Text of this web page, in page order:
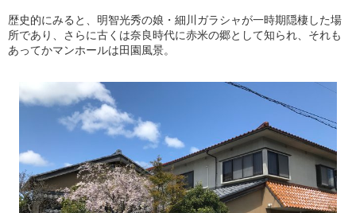
歴史的にみると、明智光秀の娘・細川ガラシャが一時期隠棲した場
所であり、さらに古くは奈良時代に赤米の郷として知られ、それも
あってかマンホールは田園風景。